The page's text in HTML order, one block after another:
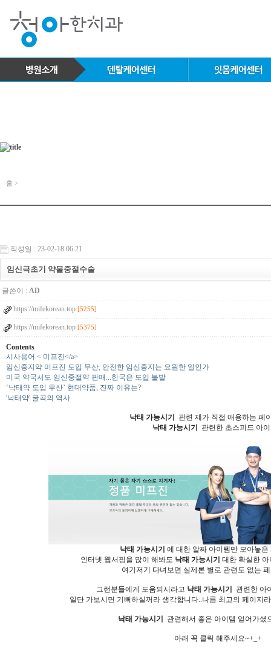
홈 >
작성일 : 23-02-18 06:21
임신극초기 약물중절수술
글쓴이 : AD
https://mifekorean.top [5255]
https://mifekorean.top [5375]
Contents
시사용어 < 미프진</a>
임신중지약 미프진 도입 무산, 안전한 임신중지는 요원한 일인가
미국 약국서도 임신중절약 판매...한국은 도입 불발
‘낙태약 도입 무산’ 현대약품, 진짜 이유는?
'낙태약' 굴곡의 역사
낙태 가능시기
관련 제가 직접 애용하는 페
낙태 가능시기
관련한 초스피드 아
낙태 가능시기 에 대한 알짜 아이템만 모아놓은
인터넷 웹서핑을 많이 해봐도 낙태 가능시기 대한 확실한
여기저기 다녀보면 실제론 별로 관련도 없는
그런분들에게 도움되시라고 낙태 가능시기
관련한 아
일단 가보시면 기뻐하실꺼라 생각합니다..나름 최고의 페이지
낙태 가능시기 관련해서 좋은 아이템 얻어가셨
아래 꼭 클릭 해주세요~+_+